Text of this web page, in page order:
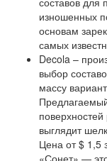
изношенных
основам
самых
Decola –
выбор
массу
выглядит
Цена от $ 1,5
«Сонет» —